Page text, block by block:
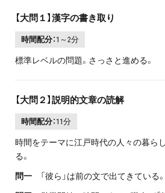
【大問１】漢字の書き取り
時間配分：1～2分
標準レベルの問題。さっさと進める。
【大問２】説明的文章の読解
時間配分：11分
時間をテーマに江戸時代の人々の暮ら
る。
問一 「彼ら」は前の文で出てきている。